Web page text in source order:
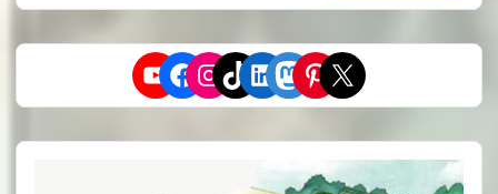
YouTube
Facebook
Instagram
TikTok
LinkedIn
Mastodon
Pinterest
X